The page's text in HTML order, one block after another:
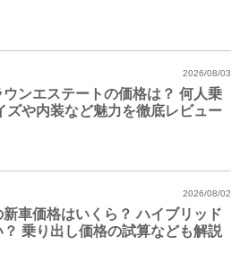
ウンエステートの価格は？ 何人乗
ズや内装など魅力を徹底レビュー
2026/08/03
新車価格はいくら？ ハイブリッド
乗り出し価格の試算なども解説
2026/08/02